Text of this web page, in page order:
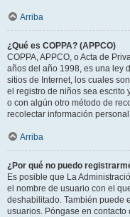
Arriba
¿Qué es COPPA? (APPCO)
COPPA, APPCO, o Acta de
años del año 1998, es una ley
sitios de Internet, los cuales
el registro de niños sea escrito
o con algún otro método de
recolectar información
Arriba
¿Por qué no puedo
Es posible que La
el nombre de usuario con el
deshabilitado. También puede
usuarios. Póngase en